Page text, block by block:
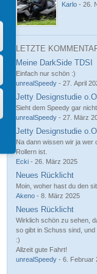
Karlo -26.
LETZTE
Meine DarkSide TDSI
Einfach nur schön :)
unrealSpeedy -27. April
Jetty Designstudie
Sieht dem Speedy gar
unrealSpeedy -27. März
Jetty Designstudie
Na dann wissen wir ja wer
Rollern ist.
Ecki -26. März 2025
Neues Rücklicht
Moin, woher hast du den
Akeno -8. März 2025
Neues Rücklicht
Wirklich schön zu sehen,
so gibt in Schuss sind,
:)
Allzeit gute Fahrt!
unrealSpeedy -6. Februar